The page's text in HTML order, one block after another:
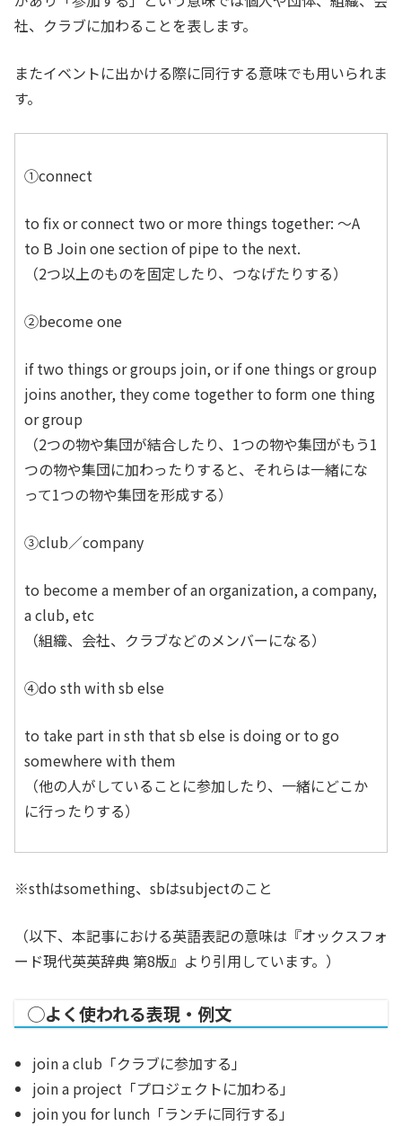
社、クラブに加わることを表します。
またイベントに出かける際に同行する意味でも用いられま
す。
①connect
to fix or connect two or more things together: ～A
to B Join one section of pipe to the next.
（2つ以上のものを固定したり、つなげたりする）
②become one
if two things or groups join, or if one things or group
joins another, they come together to form one thing
or group
（2つの物や集団が結合したり、1つの物や集団がもう1
つの物や集団に加わったりすると、それらは一緒にな
って1つの物や集団を形成する）
③club／company
to become a member of an organization, a company,
a club, etc
（組織、会社、クラブなどのメンバーになる）
④do sth with sb else
to take part in sth that sb else is doing or to go
somewhere with them
（他の人がしていることに参加したり、一緒にどこか
に行ったりする）
※sthはsomething、sbはsubjectのこと
（以下、本記事における英語表記の意味は『オックスフォ
ード現代英英辞典 第8版』より引用しています。）
◯よく使われる表現・例文
join a club「クラブに参加する」
join a project「プロジェクトに加わる」
join you for lunch「ランチに同行する」